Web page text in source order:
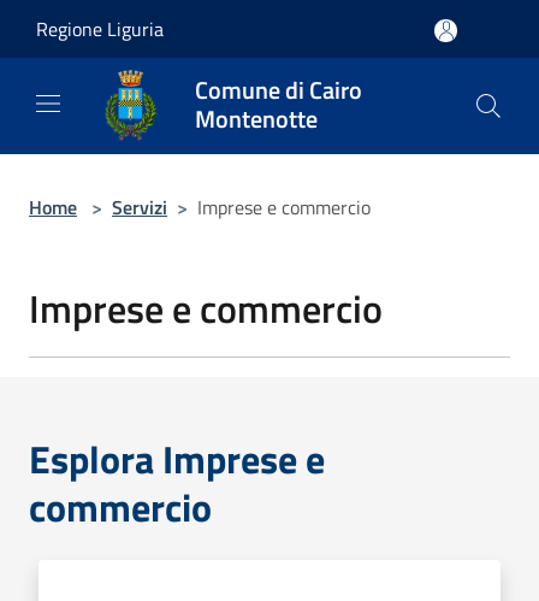
Regione Liguria
Comune di Cairo
Montenotte
Home > Servizi > Imprese e commercio
Imprese e commercio
Esplora Imprese e
commercio